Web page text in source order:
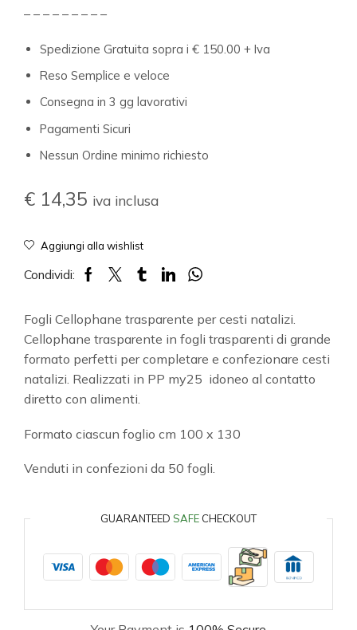
– – – – – – – – –
Spedizione Gratuita sopra i € 150.00 + Iva
Reso Semplice e veloce
Consegna in 3 gg lavorativi
Pagamenti Sicuri
Nessun Ordine minimo richiesto
€ 14,35 iva inclusa
Aggiungi alla wishlist
Condividi:
Fogli Cellophane trasparente per cesti natalizi.
Cellophane trasparente in fogli trasparenti di grande
formato perfetti per completare e confezionare cesti
natalizi. Realizzati in PP my25 idoneo al contatto
diretto con alimenti.
Formato ciascun foglio cm 100 x 130
Venduti in confezioni da 50 fogli.
GUARANTEED SAFE CHECKOUT